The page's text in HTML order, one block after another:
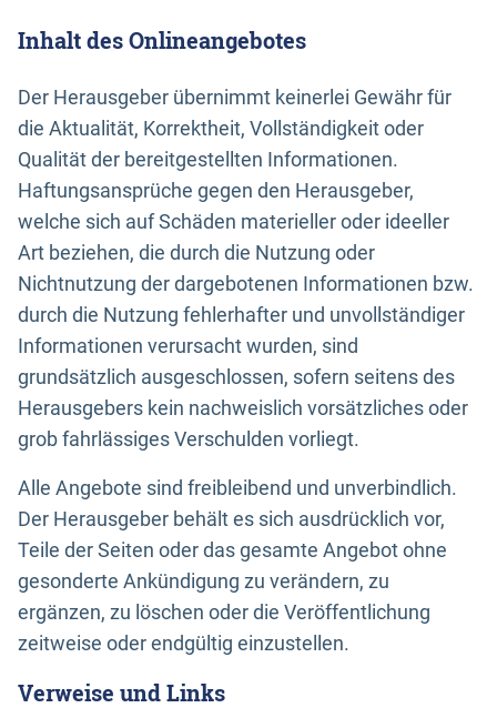
Inhalt des Onlineangebotes
Der Herausgeber übernimmt keinerlei Gewähr für
die Aktualität, Korrektheit, Vollständigkeit oder
Qualität der bereitgestellten Informationen.
Haftungsansprüche gegen den Herausgeber,
welche sich auf Schäden materieller oder ideeller
Art beziehen, die durch die Nutzung oder
Nichtnutzung der dargebotenen Informationen bzw.
durch die Nutzung fehlerhafter und unvollständiger
Informationen verursacht wurden, sind
grundsätzlich ausgeschlossen, sofern seitens des
Herausgebers kein nachweislich vorsätzliches oder
grob fahrlässiges Verschulden vorliegt.
Alle Angebote sind freibleibend und unverbindlich.
Der Herausgeber behält es sich ausdrücklich vor,
Teile der Seiten oder das gesamte Angebot ohne
gesonderte Ankündigung zu verändern, zu
ergänzen, zu löschen oder die Veröffentlichung
zeitweise oder endgültig einzustellen.
Verweise und Links